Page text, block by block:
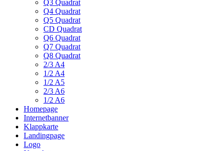
Q3 Quadrat
Q4 Quadrat
Q5 Quadrat
CD Quadrat
Q6 Quadrat
Q7 Quadrat
Q8 Quadrat
2/3 A4
1/2 A4
1/2 A5
2/3 A6
1/2 A6
Homepage
Internetbanner
Klappkarte
Landingpage
Logo